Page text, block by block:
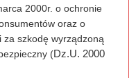
2000r. o ochronie
oraz o
za szkodę wyrządzoną
(Dz.U. 2000